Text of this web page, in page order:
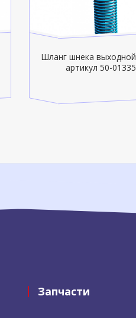
Шланг шнека
артикул 50-
Запчасти